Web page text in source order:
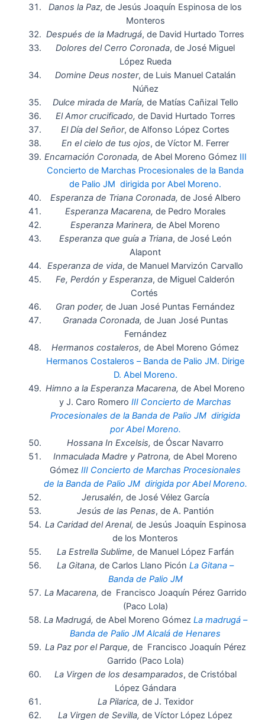
Danos la Paz, de Jesús Joaquín Espinosa de los
Monteros
Después de la Madrugá, de David Hurtado Torres
Dolores del Cerro Coronada, de José Miguel
López Rueda
Domine Deus noster, de Luis Manuel Catalán
Núñez
Dulce mirada de María, de Matías Cañizal Tello
El Amor crucificado, de David Hurtado Torres
El Día del Señor, de Alfonso López Cortes
En el cielo de tus ojos, de Víctor M. Ferrer
Encarnación Coronada, de Abel Moreno Gómez III
Concierto de Marchas Procesionales de la Banda
de Palio JM dirigida por Abel Moreno.
Esperanza de Triana Coronada, de José Albero
Esperanza Macarena, de Pedro Morales
Esperanza Marinera, de Abel Moreno
Esperanza que guía a Triana, de José León
Alapont
Esperanza de vida, de Manuel Marvizón Carvallo
Fe, Perdón y Esperanza, de Miguel Calderón
Cortés
Gran poder, de Juan José Puntas Fernández
Granada Coronada, de Juan José Puntas
Fernández
Hermanos costaleros, de Abel Moreno Gómez
Hermanos Costaleros – Banda de Palio JM. Dirige
D. Abel Moreno.
Himno a la Esperanza Macarena, de Abel Moreno
y J. Caro RomeroIII Concierto de Marchas
Procesionales de la Banda de Palio JM dirigida
por Abel Moreno.
Hossana In Excelsis, de Óscar Navarro
Inmaculada Madre y Patrona, de Abel Moreno
GómezIII Concierto de Marchas Procesionales
de la Banda de Palio JM dirigida por Abel Moreno.
Jerusalén, de José Vélez García
Jesús de las Penas, de A. Pantión
La Caridad del Arenal, de Jesús Joaquín Espinosa
de los Monteros
La Estrella Sublime, de Manuel López Farfán
La Gitana, de Carlos Llano PicónLa Gitana –
Banda de Palio JM
La Macarena, de Francisco Joaquín Pérez Garrido
(Paco Lola)
La Madrugá, de Abel Moreno Gómez La madrugá –
Banda de Palio JM Alcalá de Henares
La Paz por el Parque, de Francisco Joaquín Pérez
Garrido (Paco Lola)
La Virgen de los desamparados, de Cristóbal
López Gándara
La Pilarica, de J. Texidor
La Virgen de Sevilla, de Víctor López López